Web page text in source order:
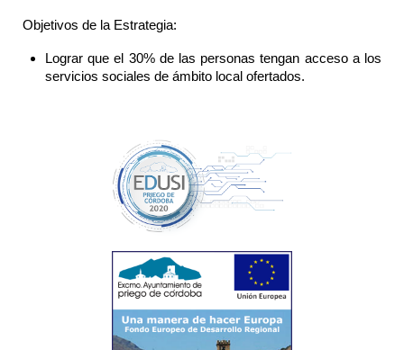
Objetivos de la Estrategia:
Lograr que el 30% de las personas tengan acceso a los
servicios sociales de ámbito local ofertados.